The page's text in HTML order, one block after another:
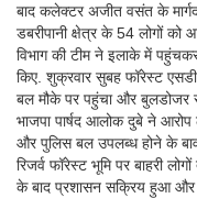
बाद कलेक्टर अजीत वसंत के
डबरीपानी क्षेत्र के 54 लोगों को
विभाग की टीम ने इलाके में
किए. शुक्रवार सुबह फॉरेस्ट
बल मौके पर पहुंचा और बुलडोजर से
भाजपा पार्षद आलोक दुबे ने
और पुलिस बल उपलब्ध होने के
रिजर्व फॉरेस्ट भूमि पर बाहरी
के बाद प्रशासन सक्रिय हुआ और